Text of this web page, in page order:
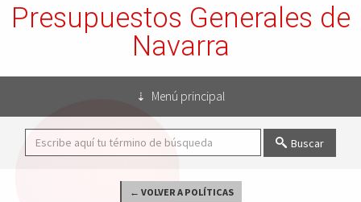
Presupuestos Generales de
Navarra
Menú principal
Buscar
← VOLVER A POLÍTICAS